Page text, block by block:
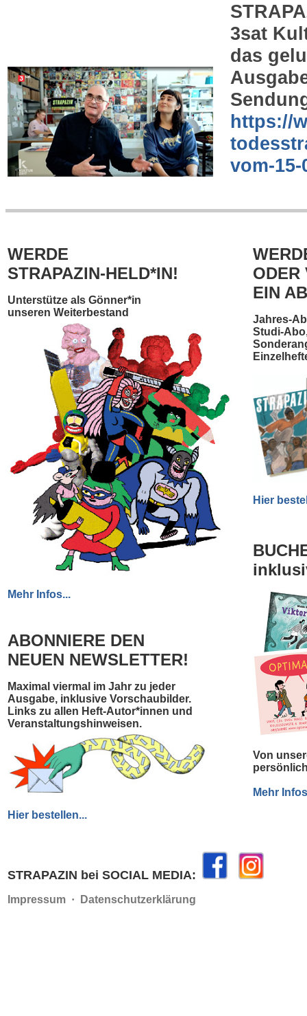
3sat
das
https://
vom-15-
WERDE
STRAPAZIN-HELD*IN!
Unterstütze als Gönner*in
unseren Weiterbestand
Mehr Infos...
ABONNIERE DEN
NEUEN NEWSLETTER!
Maximal viermal im Jahr zu jeder
Ausgabe, inklusive Vorschaubilder.
Links zu allen Heft-Autor*innen und
Veranstaltungshinweisen.
Hier bestellen...
ODER
EIN
Jahres-
Studi-
Hier
Von
Mehr
STRAPAZIN bei SOCIAL MEDIA:
Impressum · Datenschutzerklärung